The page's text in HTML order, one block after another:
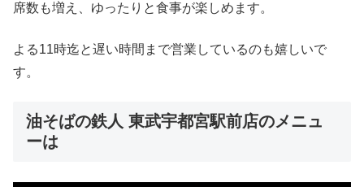
席数も増え、ゆったりと食事が楽しめます。
よる11時迄と遅い時間まで営業しているのも嬉しいで
す。
油そばの鉄人 東武宇都宮駅前店のメニュ
ーは